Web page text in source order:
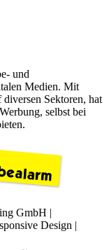
und
Medien. Mit
Sektoren, hat
selbst bei
GmbH |
Design |